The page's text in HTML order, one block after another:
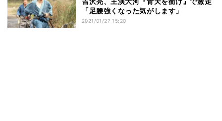
「足腰強くなった気がします」
2021/01/27 15:20